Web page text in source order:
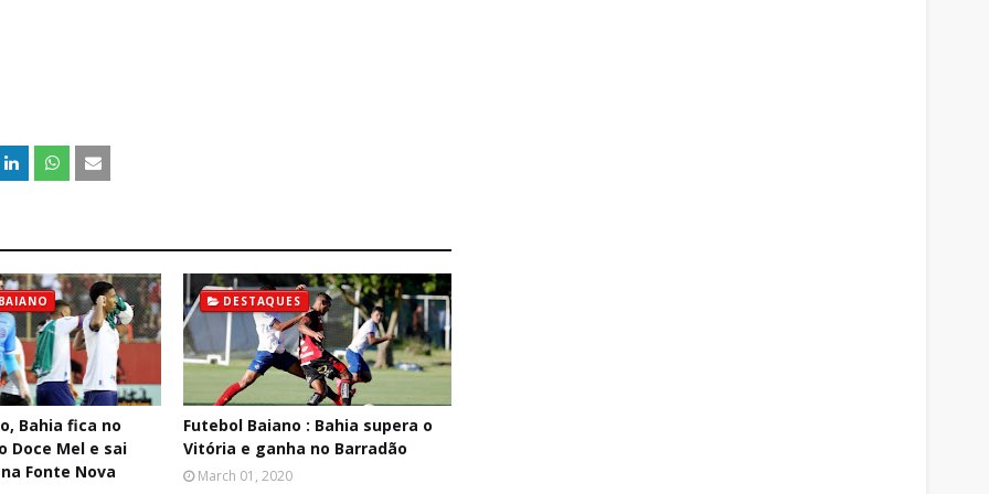
Bahia fica no
Doce Mel e sai
Fonte Nova
DESTAQUES
Futebol Baiano : Bahia supera o
Vitória e ganha no Barradão
March 01, 2020